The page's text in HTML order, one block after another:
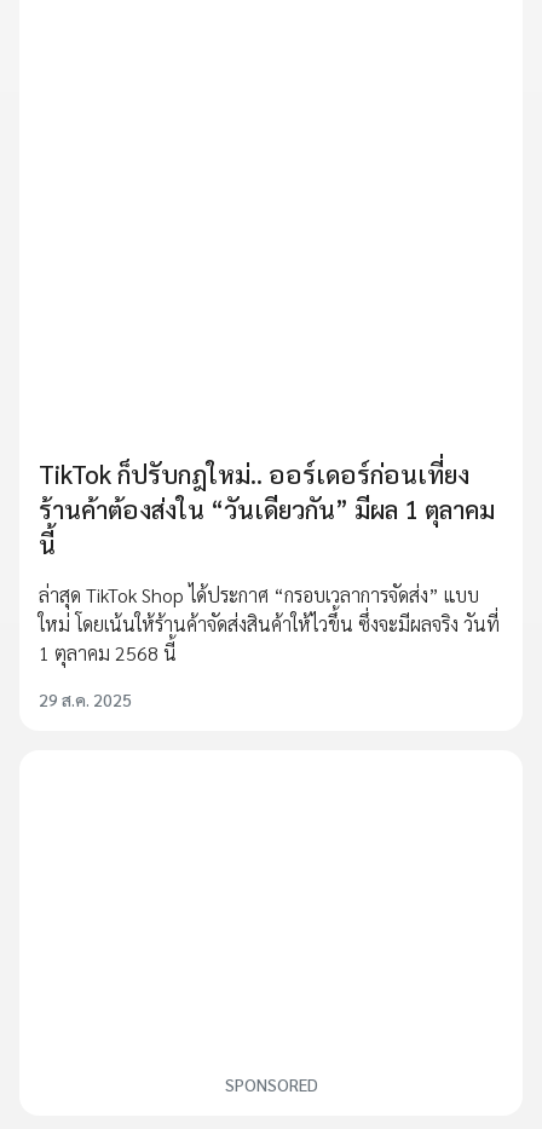
TikTok ก็ปรับกฎใหม่.. ออร์เดอร์ก่อนเที่ยง
ร้านค้าต้องส่งใน “วันเดียวกัน” มีผล 1 ตุลาคม
นี้
ล่าสุด TikTok Shop ได้ประกาศ “กรอบเวลาการจัดส่ง” แบบ
ใหม่ โดยเน้นให้ร้านค้าจัดส่งสินค้าให้ไวขึ้น ซึ่งจะมีผลจริง วันที่
1 ตุลาคม 2568 นี้
29 ส.ค. 2025
SPONSORED